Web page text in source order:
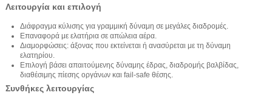
Λειτουργία και επιλογή
Διάφραγμα κύλισης για γραμμική δύναμη σε μεγάλες διαδρομές.
Επαναφορά με ελατήρια σε απώλεια αέρα.
Διαμορφώσεις: άξονας που εκτείνεται ή ανασύρεται με τη δύναμη
ελατηρίου.
Επιλογή βάσει απαιτούμενης δύναμης έδρας, διαδρομής βαλβίδας,
διαθέσιμης πίεσης οργάνων και fail-safe θέσης.
Συνθήκες λειτουργίας